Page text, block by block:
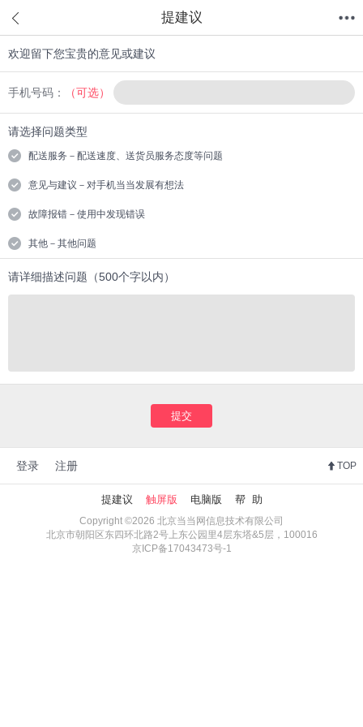
提建议
欢迎留下您宝贵的意见或建议
手机号码： （可选）
请选择问题类型
配送服务－配送速度、送货员服务态度等问题
意见与建议－对手机当当发展有想法
故障报错－使用中发现错误
其他－其他问题
请详细描述问题（500个字以内）
提交
登录 注册 TOP
提建议 触屏版 电脑版 帮 助
Copyright ©2026 北京当当网信息技术有限公司
北京市朝阳区东四环北路2号上东公园里4层东塔&5层，100016
京ICP备17043473号-1